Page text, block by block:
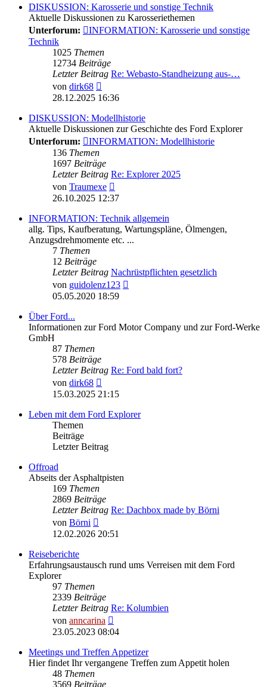
DISKUSSION: Karosserie und sonstige Technik
Aktuelle Diskussionen zu Karosseriethemen
Unterforum:
INFORMATION: Karosserie und sonstige
Technik
1025 Themen
12734 Beiträge
Letzter Beitrag Re: Webasto-Standheizung aus-…
von dirk68
Beitrag
28.12.2025 16:36
DISKUSSION: Modellhistorie
Aktuelle Diskussionen zur Geschichte des Ford Explorer
Unterforum:
INFORMATION: Modellhistorie
136 Themen
1697 Beiträge
Letzter Beitrag Re: Explorer 2025
von Traumexe
Beitrag
26.10.2025 12:37
INFORMATION: Technik allgemein
allg. Tips, Kaufberatung, Wartungspläne, Ölmengen,
Anzugsdrehmomente etc. ...
7 Themen
12 Beiträge
Letzter Beitrag Nachrüstpflichten gesetzlich
von guidolenz123
05.05.2020 18:59
Über Ford...
Informationen zur Ford Motor Company und zur Ford-Werke
GmbH
87 Themen
578 Beiträge
Letzter Beitrag Re: Ford bald fort?
von dirk68
Beitrag
15.03.2025 21:15
Leben mit dem Ford Explorer
Themen
Beiträge
Letzter Beitrag
Offroad
Abseits der Asphaltpisten
169 Themen
2869 Beiträge
Letzter Beitrag Re: Dachbox made by Börni
von Börni
Beitrag
12.02.2026 20:51
Reiseberichte
Erfahrungsaustausch rund ums Verreisen mit dem Ford
Explorer
97 Themen
2339 Beiträge
Letzter Beitrag Re: Kolumbien
von anncarina
Beitrag
23.05.2023 08:04
Meetings und Treffen Appetizer
Hier findet Ihr vergangene Treffen zum Appetit holen
48 Themen
3569 Beiträge